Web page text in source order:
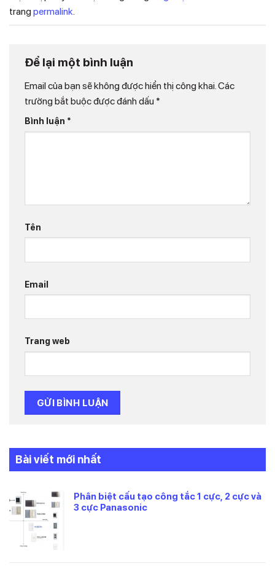
trang permalink
Để lại một bình luận
Email của bạn sẽ không được hiển thị công khai.Các
trường bắt buộc được đánh dấu *
Bình luận *
Tên
Email
Trang web
Bài viết mới nhất
Phân biệt cấu tạo công tắc 1 cực, 2 cực và
3 cực Panasonic